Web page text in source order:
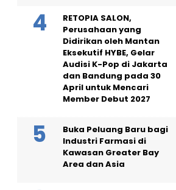
RETOPIA SALON,
Perusahaan yang
Didirikan oleh Mantan
Eksekutif HYBE, Gelar
Audisi K-Pop di Jakarta
dan Bandung pada 30
April untuk Mencari
Member Debut 2027
Buka Peluang Baru bagi
Industri Farmasi di
Kawasan Greater Bay
Area dan Asia